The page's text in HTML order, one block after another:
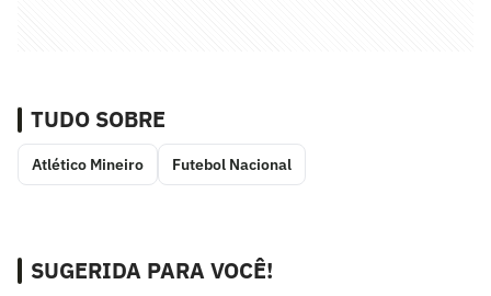
TUDO SOBRE
Atlético Mineiro Futebol Nacional
SUGERIDA PARA VOCÊ!